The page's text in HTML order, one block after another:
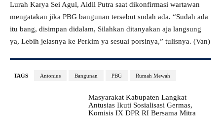
Lurah Karya Sei Agul, Aidil Putra saat dikonfirmasi wartawan
mengatakan jika PBG bangunan tersebut sudah ada. “Sudah ada
itu bang, disimpan didalam, Silahkan ditanyakan aja langsung
ya, Lebih jelasnya ke Perkim ya sesuai porsinya,” tulisnya. (Van)
TAGS Antonius Bangunan PBG Rumah Mewah
Masyarakat Kabupaten Langkat
Antusias Ikuti Sosialisasi Germas,
Komisis IX DPR RI Bersama Mitra